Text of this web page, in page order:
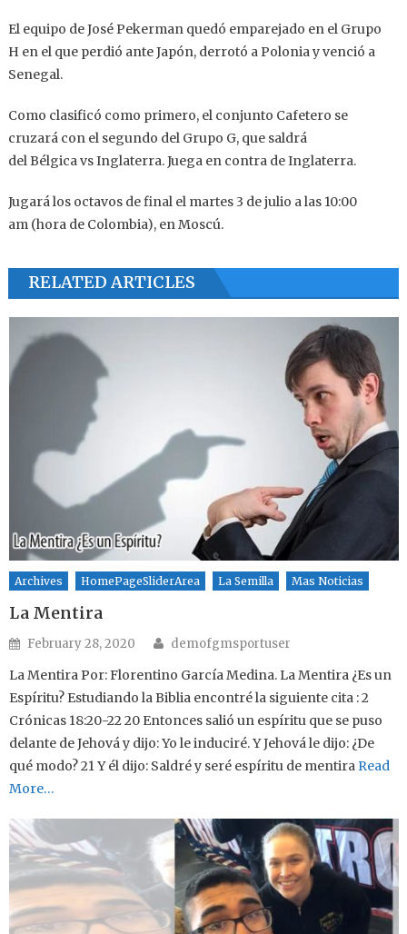
El equipo de José Pekerman quedó emparejado en el Grupo
H en el que perdió ante Japón, derrotó a Polonia y venció a
Senegal.
Como clasificó como primero, el conjunto Cafetero se
cruzará con el segundo del Grupo G, que saldrá
delBélgicavsInglaterra. Juega en contra de Inglaterra.
Jugará los octavos de final el martes 3 de julio a las 10:00
am (hora de Colombia), en Moscú.
RELATED ARTICLES
Archives HomePageSliderArea La Semilla Mas Noticias
La Mentira
Posted on
February 28, 2020 Author
demofgmsportuser
La Mentira Por: Florentino García Medina. La Mentira ¿Es un
Espíritu? Estudiando la Biblia encontré la siguiente cita : 2
Crónicas 18:20-22 20 Entonces salió un espíritu que se puso
delante de Jehová y dijo: Yo le induciré. Y Jehová le dijo: ¿De
qué modo? 21 Y él dijo: Saldré y seré espíritu de mentira Read
More…